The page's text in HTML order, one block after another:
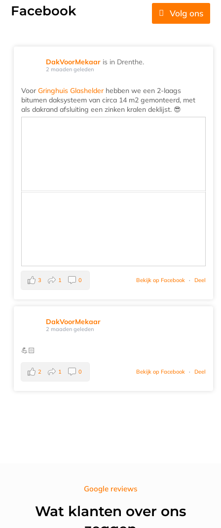
Facebook Volg ons
DakVoorMekaar is in Drenthe.
2 maaden geleden
VoorGringhuis Glashelder hebben we een 2-laags
bitumen daksysteem van circa 14 m2 gemonteerd, met
als dakrand afsluiting een zinken kralen deklijst. 😎
Bekijk op Facebook · Deel
3 1 0
DakVoorMekaar
2 maaden geleden
💪🏻
Bekijk op Facebook · Deel
2 1 0
Google reviews
Wat klanten over ons